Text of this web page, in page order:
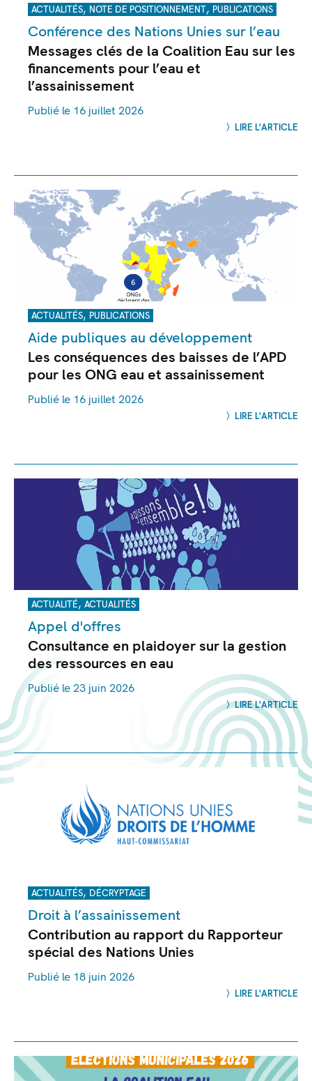
ACTUALITÉS, NOTE DE POSITIONNEMENT, PUBLICATIONS
Conférence des Nations Unies sur l’eau
Messages clés de la Coalition Eau sur les
financements pour l’eau et
l’assainissement
Publié le 16 juillet 2026
LIRE L'ARTICLE
ACTUALITÉS, PUBLICATIONS
Aide publiques au développement
Les conséquences des baisses de l’APD
pour les ONG eau et assainissement
Publié le 16 juillet 2026
LIRE L'ARTICLE
ACTUALITÉ, ACTUALITÉS
Appel d'offres
Consultance en plaidoyer sur la gestion
des ressources en eau
Publié le 23 juin 2026
LIRE L'ARTICLE
ACTUALITÉS, DÉCRYPTAGE
Droit à l’assainissement
Contribution au rapport du Rapporteur
spécial des Nations Unies
Publié le 18 juin 2026
LIRE L'ARTICLE